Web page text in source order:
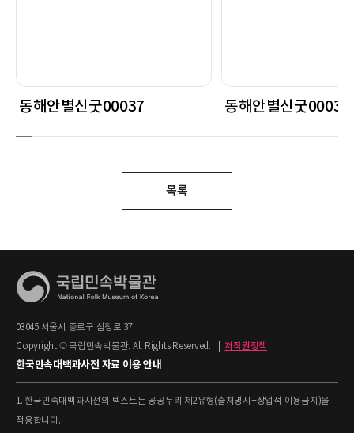
동해안별신굿00037 동해안별신굿00034
목록
03045 서울시 종로구 삼청로 37
Copyright © 국립민속박물관. All Rights Reserved.
저작권정책
한국민속대백과사전 자료 이용 안내
1. 한국민속대백과사전의 텍스트는 공공누리 제2유형(출처명시+상업적 이용금지)을
적용합니다.